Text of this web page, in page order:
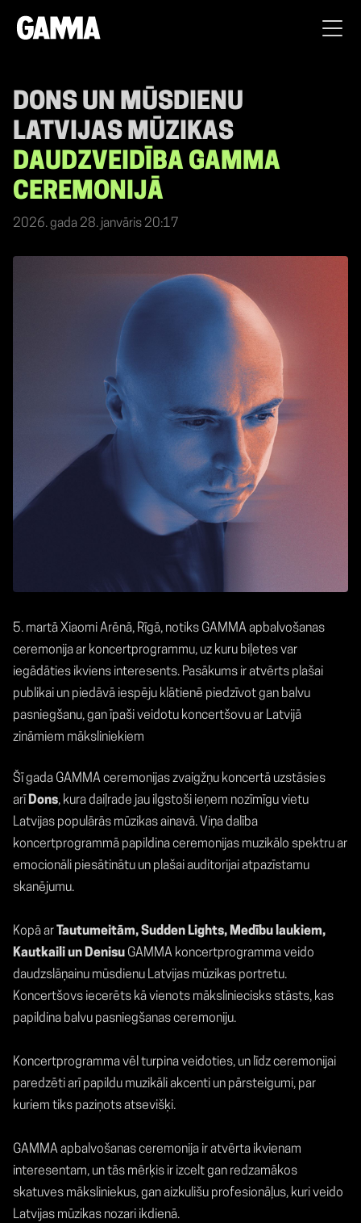
DONS UN MŪSDIENU
LATVIJAS MŪZIKAS
DAUDZVEIDĪBA GAMMA
CEREMONIJĀ
2026. gada 28. janvāris 20:17
5. martā Xiaomi Arēnā, Rīgā, notiks GAMMA apbalvošanas
ceremonija ar koncertprogrammu, uz kuru biļetes var
iegādāties ikviens interesents. Pasākums ir atvērts plašai
publikai un piedāvā iespēju klātienē piedzīvot gan balvu
pasniegšanu, gan īpaši veidotu koncertšovu ar Latvijā
zināmiem māksliniekiem
Šī gada GAMMA ceremonijas zvaigžņu koncertā uzstāsies
arī Dons, kura daiļrade jau ilgstoši ieņem nozīmīgu vietu
Latvijas populārās mūzikas ainavā. Viņa dalība
koncertprogrammā papildina ceremonijas muzikālo spektru ar
emocionāli piesātinātu un plašai auditorijai atpazīstamu
skanējumu.
Kopā ar Tautumeitām, Sudden Lights, Medību laukiem,
Kautkaili un Denisu GAMMA koncertprogramma veido
daudzslāņainu mūsdienu Latvijas mūzikas portretu.
Koncertšovs iecerēts kā vienots māksliniecisks stāsts, kas
papildina balvu pasniegšanas ceremoniju.
Koncertprogramma vēl turpina veidoties, un līdz ceremonijai
paredzēti arī papildu muzikāli akcenti un pārsteigumi, par
kuriem tiks paziņots atsevišķi.
GAMMA apbalvošanas ceremonija ir atvērta ikvienam
interesentam, un tās mērķis ir izcelt gan redzamākos
skatuves māksliniekus, gan aizkulišu profesionāļus, kuri veido
Latvijas mūzikas nozari ikdienā.